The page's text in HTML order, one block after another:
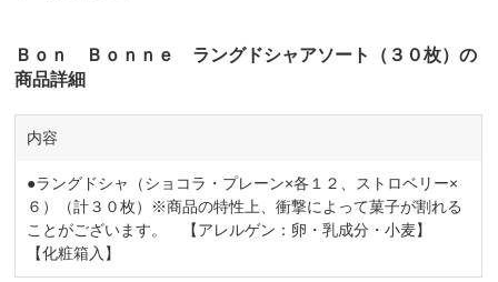
Ｂｏｎ Ｂｏｎｎｅ ラングドシャアソート（３０枚）の
商品詳細
内容
●ラングドシャ（ショコラ・プレーン×各１２、ストロベリー×
６）（計３０枚）※商品の特性上、衝撃によって菓子が割れる
ことがございます。 【アレルゲン：卵・乳成分・小麦】
【化粧箱入】